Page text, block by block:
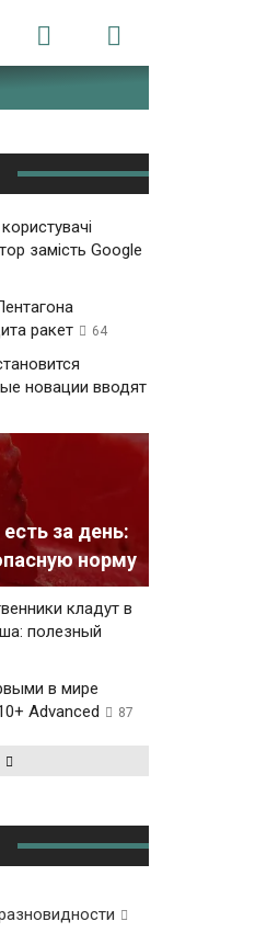
замість Google
ракет
64
новации вводят
за день:
норму
кладут в
полезный
в мире
Advanced
87